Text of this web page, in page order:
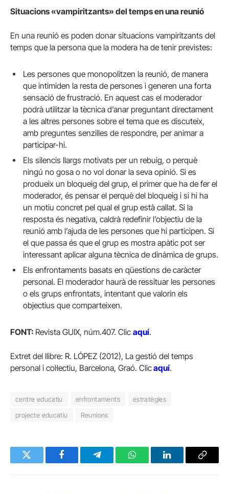
Situacions «vampiritzants» del temps en una reunió
En una reunió es poden donar situacions vampiritzants del
temps que la persona que la modera ha de tenir previstes:
Les persones que monopolitzen la reunió, de manera
que intimiden la resta de persones i generen una forta
sensació de frustració. En aquest cas el moderador
podrà utilitzar la tècnica d’anar preguntant directament
a les altres persones sobre el tema que es discuteix,
amb preguntes senzilles de respondre, per animar a
participar-hi.
Els silencis llargs motivats per un rebuig, o perquè
ningú no gosa o no vol donar la seva opinió. Si es
produeix un bloqueig del grup, el primer que ha de fer el
moderador, és pensar el perquè del bloqueig i si hi ha
un motiu concret pel qual el grup està callat. Si la
resposta és negativa, caldrà redefinir l’objectiu de la
reunió amb l’ajuda de les persones que hi participen. Si
el que passa és que el grup es mostra apàtic pot ser
interessant aplicar alguna tècnica de dinàmica de grups.
Els enfrontaments basats en qüestions de caràcter
personal. El moderador haurà de ressituar les persones
o els grups enfrontats, intentant que valorin els
objectius que comparteixen.
FONT: Revista GUIX, núm.407. Clic aquí.
Extret del llibre: R. LÓPEZ (2012), La gestió del temps
personal i col·lectiu, Barcelona, Graó. Clicaquí.
centre educatiu enfrontaments
estratègies
projecte educatiu
Reunions
Twitter FacebookTelegramWhatsAppLinkedInCopy